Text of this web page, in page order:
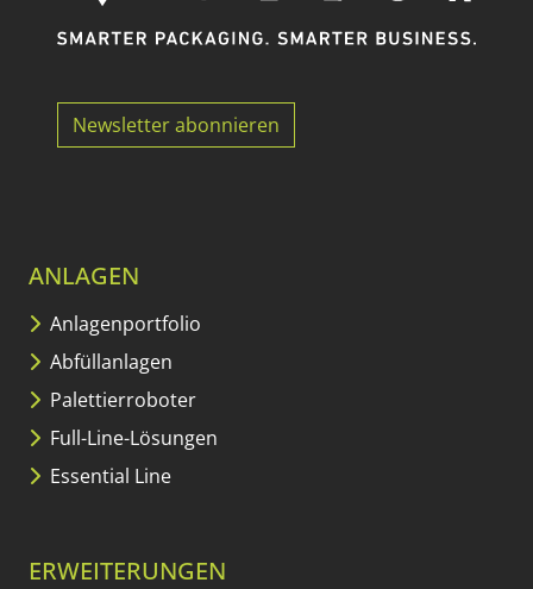
Newsletter abonnieren
ANLAGEN
Anlagenportfolio
Abfüllanlagen
Palettierroboter
Full-Line-Lösungen
Essential Line
ERWEITERUNGEN